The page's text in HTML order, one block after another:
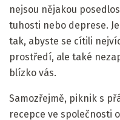
nejsou nějakou
tuhosti nebo deprese.
tak, abyste se cítili
prostředí, ale také
blízko vás.
Samozřejmě, piknik s
recepce ve společnosti